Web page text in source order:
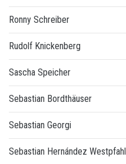
Ronny Schreiber
Rudolf Knickenberg
Sascha Speicher
Sebastian Bordthäuser
Sebastian Georgi
Sebastian Hernández Westpfahl